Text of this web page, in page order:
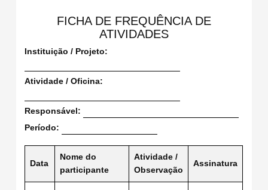
FICHA DE FREQUÊNCIA DE
ATIVIDADES
Instituição / Projeto:
Atividade / Oficina:
Responsável:
Período:
Data
Nome do
participante
Atividade /
Observação
Assinatura